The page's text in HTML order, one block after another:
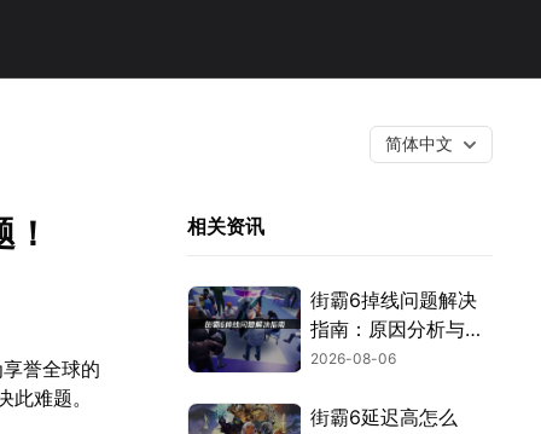
简体中文
誉全球的
难题。
相关资讯
街霸6掉线问题解决
指南：原因分析与网
络优化技巧！
2026-08-06
街霸6延迟高怎么